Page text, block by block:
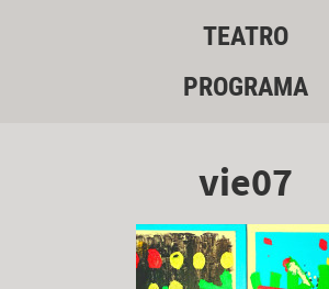
TEATRO
PROGRAMA
vie07